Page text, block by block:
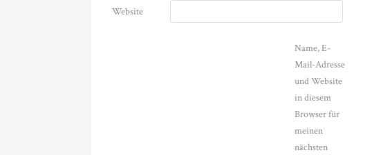
Website
Name, E-
Mail-Adresse
und Website
in diesem
Browser für
meinen
nächsten